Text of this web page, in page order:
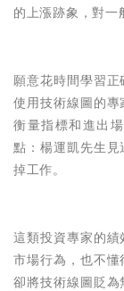
的上漲跡象，對一
願意花時間學習
使用技術線圖的
衡量指標和進出
點： 楊運凱先生
掉工作。
這類投資專家的
市場行為，也不懂
卻將技術線圖貶